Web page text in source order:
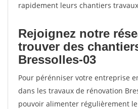
rapidement leurs chantiers
Rejoignez notre
trouver des
Bressolles-03
Pour pérénniser votre entreprise
dans les travaux de rénovation
pouvoir alimenter régulièrement